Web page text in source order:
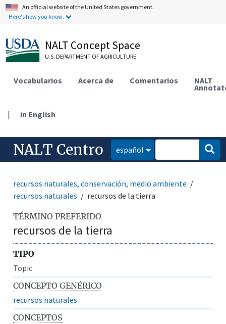
An official website of the United States government.
Here's how you know.
NALT Concept Space
U.S. DEPARTMENT OF AGRICULTURE
Vocabularios Acerca de Comentarios NALT
| in English
NALT Centro español
recursos naturales, conservación, medio ambiente
recursos naturales
recursos de la tierra
TÉRMINO PREFERIDO
recursos de la tierra
TIPO
Topic
CONCEPTO GENÉRICO
recursos naturales
CONCEPTOS